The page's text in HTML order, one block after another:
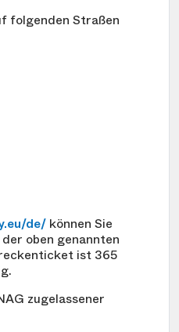
folgenden Straßen
de/ können Sie
oben genannten
ist 365
zugelassener